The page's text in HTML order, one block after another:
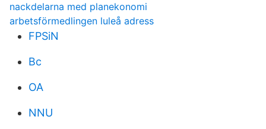
nackdelarna med planekonomi
arbetsförmedlingen luleå adress
FPSiN
Bc
OA
NNU